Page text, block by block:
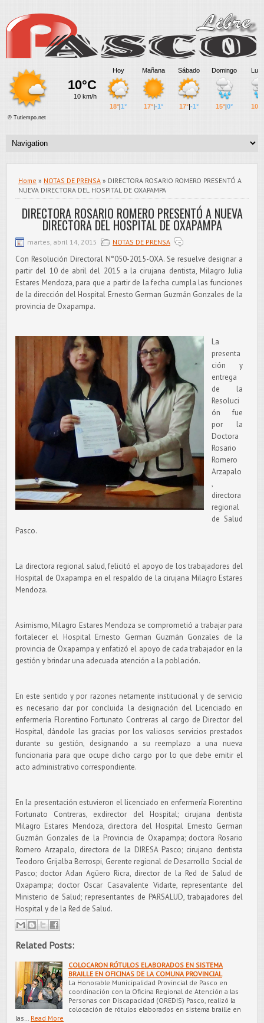
Home » NOTAS DE PRENSA » DIRECTORA ROSARIO ROMERO PRESENTÓ A
NUEVA DIRECTORA DEL HOSPITAL DE OXAPAMPA
DIRECTORA ROSARIO ROMERO PRESENTÓ A NUEVA
DIRECTORA DEL HOSPITAL DE OXAPAMPA
martes, abril 14, 2015 NOTAS DE PRENSA
Con Resolución Directoral N°050-2015-OXA. Se resuelve designar a
partir del 10 de abril del 2015 a la cirujana dentista, Milagro Julia
Estares Mendoza, para que a partir de la fecha cumpla las funciones
de la dirección del Hospital Ernesto German Guzmán Gonzales de la
provincia de Oxapampa.
La
presenta
ción y
entrega
de la
Resoluci
ón fue
por la
Doctora
Rosario
Romero
Arzapalo
,
directora
regional
de Salud
Pasco.
La directora regional salud, felicitó el apoyo de los trabajadores del
Hospital de Oxapampa en el respaldo de la cirujana Milagro Estares
Mendoza.
Asimismo, Milagro Estares Mendoza se comprometió a trabajar para
fortalecer el Hospital Ernesto German Guzmán Gonzales de la
provincia de Oxapampa y enfatizó el apoyo de cada trabajador en la
gestión y brindar una adecuada atención a la población.
En este sentido y por razones netamente institucional y de servicio
es necesario dar por concluida la designación del Licenciado en
enfermería Florentino Fortunato Contreras al cargo de Director del
Hospital, dándole las gracias por los valiosos servicios prestados
durante su gestión, designando a su reemplazo a una nueva
funcionaria para que ocupe dicho cargo por lo que debe emitir el
acto administrativo correspondiente.
En la presentación estuvieron el licenciado en enfermería Florentino
Fortunato Contreras, exdirector del Hospital; cirujana dentista
Milagro Estares Mendoza, directora del Hospital Ernesto German
Guzmán Gonzales de la Provincia de Oxapampa; doctora Rosario
Romero Arzapalo, directora de la DIRESA Pasco; cirujano dentista
Teodoro Grijalba Berrospi, Gerente regional de Desarrollo Social de
Pasco; doctor Adan Agüero Ricra, director de la Red de Salud de
Oxapampa; doctor Oscar Casavalente Vidarte, representante del
Ministerio de Salud; representantes de PARSALUD, trabajadores del
Hospital y de la Red de Salud.
Related Posts:
COLOCARON RÓTULOS ELABORADOS EN SISTEMA
BRAILLE EN OFICINAS DE LA COMUNA PROVINCIAL
La Honorable Municipalidad Provincial de Pasco en
coordinación con la Oficina Regional de Atención a las
Personas con Discapacidad (OREDIS) Pasco, realizó la
colocación de rótulos elaborados en sistema braille en
las…
Read More